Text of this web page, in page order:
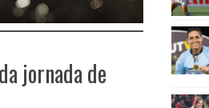
jornada de